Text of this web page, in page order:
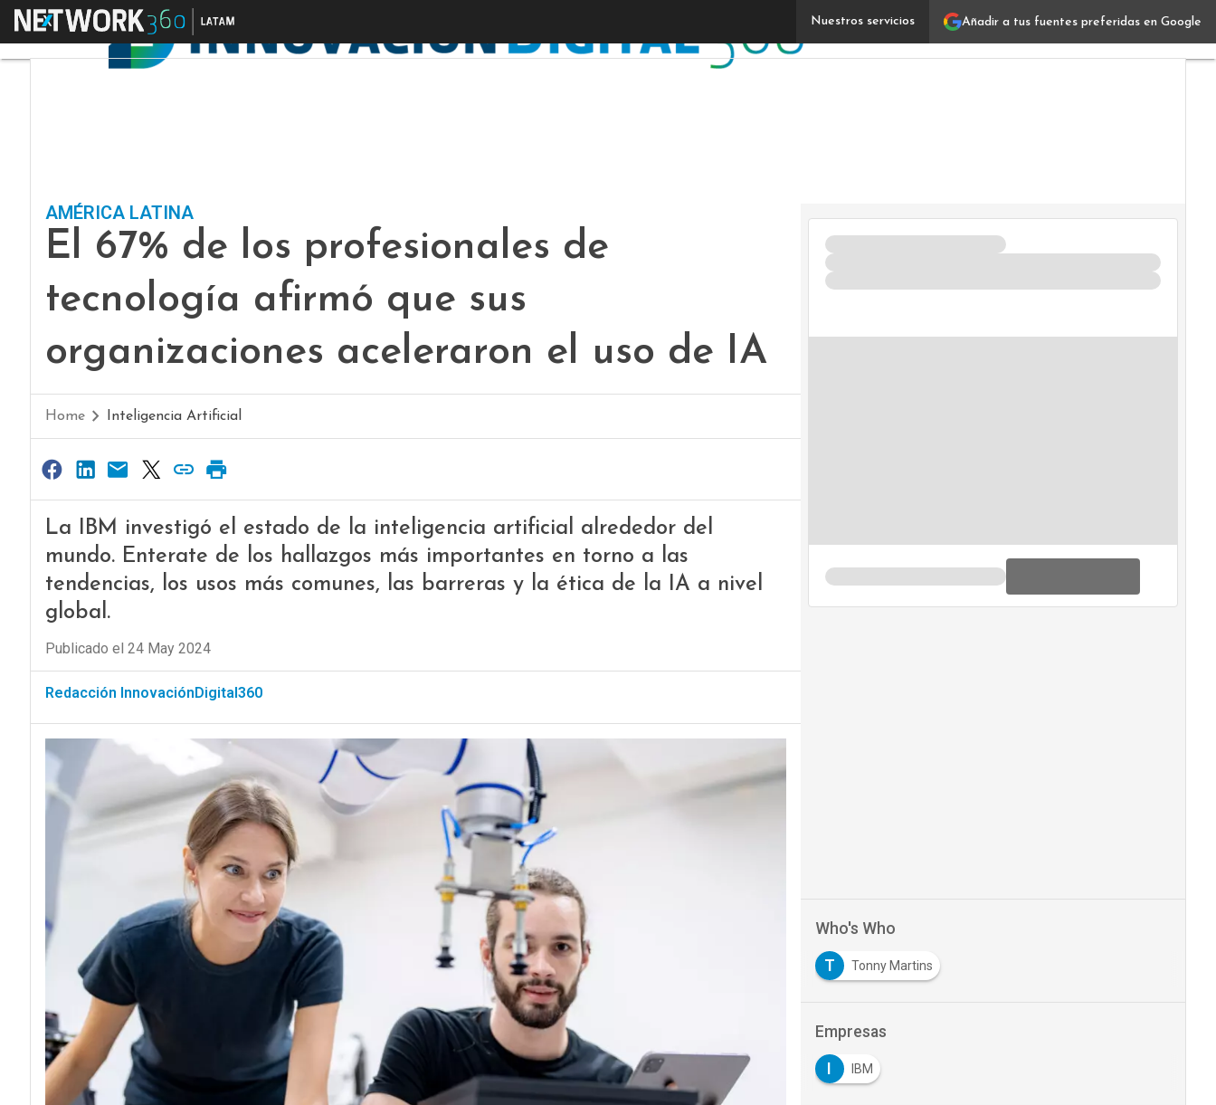
Añadir a tus fuentes preferidas en Google
Nuestros servicios
Menú El 67% de los profesionales de tecnología afirmó que
AMÉRICA LATINA
El 67% de los profesionales de
tecnología afirmó que sus
organizaciones aceleraron el uso de IA
Home Inteligencia Artificial
La IBM investigó el estado de la inteligencia artificial alrededor del
mundo. Enterate de los hallazgos más importantes en torno a las
tendencias, los usos más comunes, las barreras y la ética de la IA a nivel
global.
Publicado el 24 May 2024
Redacción InnovaciónDigital360
Who's Who
T Tonny Martins
Empresas
IBM